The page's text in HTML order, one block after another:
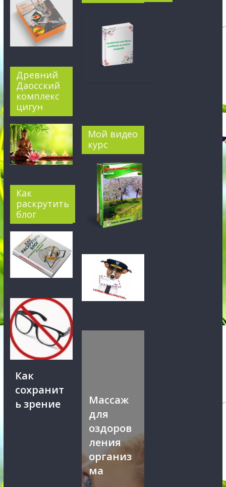
Древний
Даосский
комплекс
цигун
Как
раскрутить
блог
Как
сохранит
ь зрение
Мой видео
курс
Массаж
для
оздоров
ления
организ
ма